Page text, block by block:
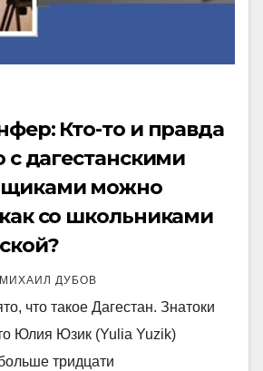
Кто-то и правда
с дагестанскими
можно
со школьниками
МИХАИЛ ДУБОВ
что такое Дагестан. Знатоки
Юлия Юзик (Yulia Yuzik)
тридцати